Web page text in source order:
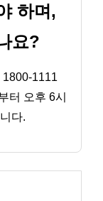
하며,
요?
1111
터 오후 6시
다.